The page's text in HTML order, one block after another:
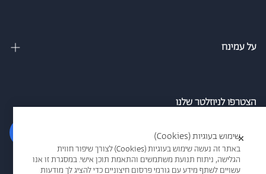
שימוש בעוגיות (Cookies)
באתר זה נעשה שימוש בעוגיות (Cookies) לצורך שיפור חווית
הגלישה, ניתוח תנועת משתמשים והתאמת תוכן אישי. במסגרת זו אנו
עשויים לשתף מידע עם גורמי פרסום חיצוניים כדי להציג לך מודעות
×
כריות
מדיניות משלוחים
תקנון אתר
תקנון מבצעים
על עמינח
מגזין
עמינח מדיק
הצטרפו לניוזלטר שלנו
אני מאשר/ת קבלת דיוור ו/או מידע פרסומי בדוא"ל/או במסרונים מרשת